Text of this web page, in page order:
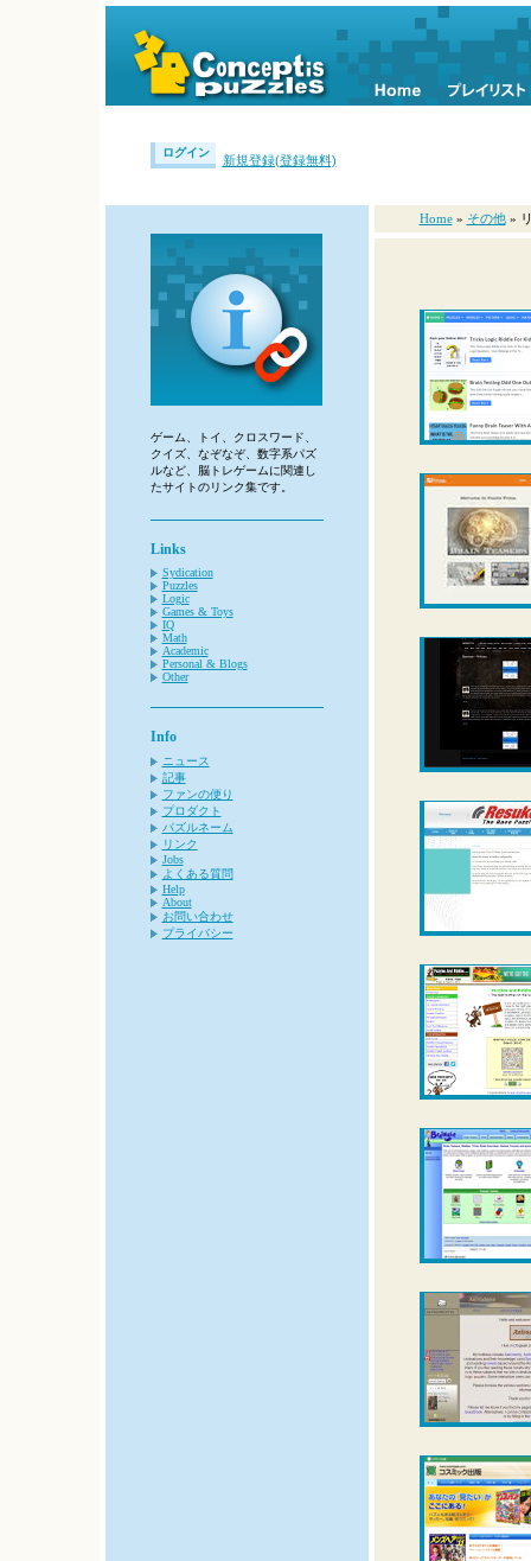
ログイン
新規登録(登録無料)
ゲーム、トイ、クロスワード、
クイズ、なぞなぞ、数字系パズ
ルなど、脳トレゲームに関連し
たサイトのリンク集です。
Links
Sydication
Puzzles
Logic
Games & Toys
IQ
Math
Academic
Personal & Blogs
Other
Info
ニュース
記事
ファンの便り
プロダクト
パズルネーム
リンク
Jobs
よくある質問
Help
About
お問い合わせ
プライバシー
Home » その他 »